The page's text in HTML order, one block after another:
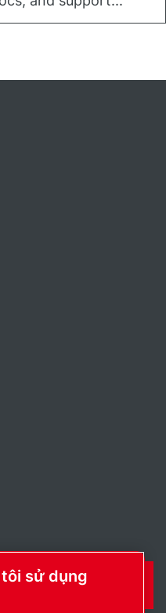
HỆ
sử dụng